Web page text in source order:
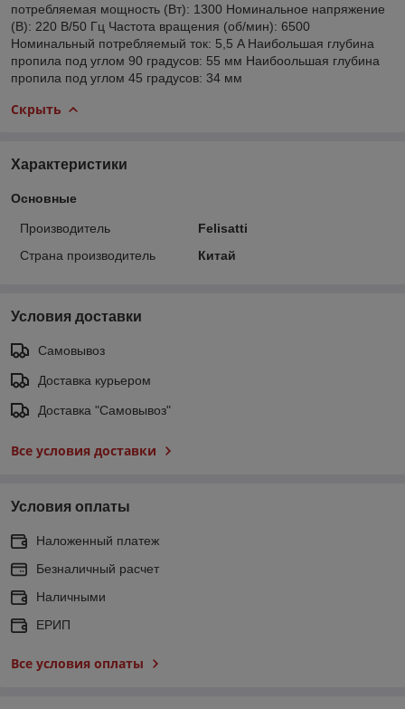
потребляемая мощность (Вт): 1300 Номинальное напряжение
(В): 220 В/50 Гц Частота вращения (об/мин): 6500
Номинальный потребляемый ток: 5,5 A Наибольшая глубина
пропила под углом 90 градусов: 55 мм Наибоольшая глубина
пропила под углом 45 градусов: 34 мм
Скрыть
Характеристики
Основные
Производитель
Felisatti
Страна производитель
Китай
Условия доставки
Самовывоз
Доставка курьером
Доставка "Самовывоз"
Все условия доставки
Условия оплаты
Наложенный платеж
Безналичный расчет
Наличными
ЕРИП
Все условия оплаты